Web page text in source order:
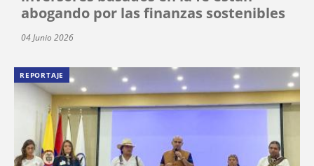
abogando por las finanzas sostenibles
04 Junio 2026
REPORTAJE